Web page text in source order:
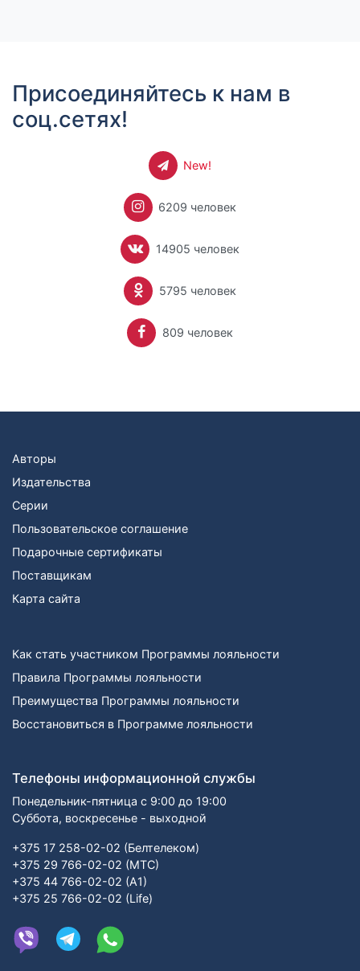
Присоединяйтесь к нам в
соц.сетях!
New!
6209 человек
14905 человек
5795 человек
809 человек
Авторы
Издательства
Серии
Пользовательское соглашение
Подарочные сертификаты
Поставщикам
Карта сайта
Как стать участником Программы лояльности
Правила Программы лояльности
Преимущества Программы лояльности
Восстановиться в Программе лояльности
Телефоны информационной службы
Понедельник-пятница с 9:00 до 19:00
Суббота, воскресенье - выходной
+375 17 258-02-02 (Белтелеком)
+375 29 766-02-02 (МТС)
+375 44 766-02-02 (А1)
+375 25 766-02-02 (Life)